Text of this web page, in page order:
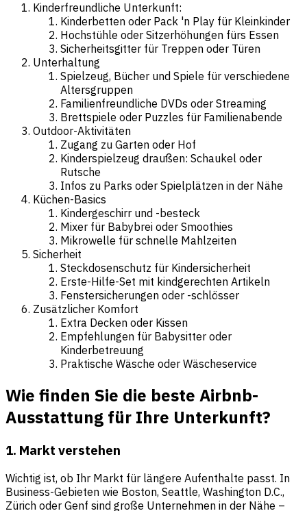
Kinderfreundliche Unterkunft:
Kinderbetten oder Pack 'n Play für Kleinkinder
Hochstühle oder Sitzerhöhungen fürs Essen
Sicherheitsgitter für Treppen oder Türen
Unterhaltung
Spielzeug, Bücher und Spiele für verschiedene
Altersgruppen
Familienfreundliche DVDs oder Streaming
Brettspiele oder Puzzles für Familienabende
Outdoor-Aktivitäten
Zugang zu Garten oder Hof
Kinderspielzeug draußen: Schaukel oder
Rutsche
Infos zu Parks oder Spielplätzen in der Nähe
Küchen-Basics
Kindergeschirr und -besteck
Mixer für Babybrei oder Smoothies
Mikrowelle für schnelle Mahlzeiten
Sicherheit
Steckdosenschutz für Kindersicherheit
Erste-Hilfe-Set mit kindgerechten Artikeln
Fenstersicherungen oder -schlösser
Zusätzlicher Komfort
Extra Decken oder Kissen
Empfehlungen für Babysitter oder
Kinderbetreuung
Praktische Wäsche oder Wäscheservice
Wie finden Sie die beste Airbnb-
Ausstattung für Ihre Unterkunft?
1. Markt verstehen
Wichtig ist, ob Ihr Markt für längere Aufenthalte passt. In
Business-Gebieten wie Boston, Seattle, Washington D.C.,
Zürich oder Genf sind große Unternehmen in der Nähe –